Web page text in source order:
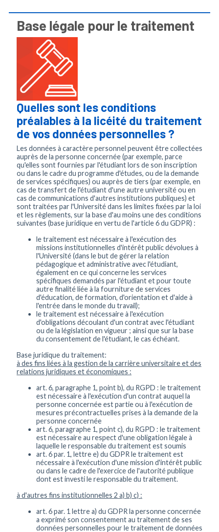
Base légale pour le traitement
Quelles sont les conditions
préalables à la licéité du traitement
de vos données personnelles ?
Les données à caractère personnel peuvent être collectées
auprès de la personne concernée (par exemple, parce
qu'elles sont fournies par l'étudiant lors de son inscription
ou dans le cadre du programme d'études, ou de la demande
de services spécifiques) ou auprès de tiers (par exemple, en
cas de transfert de l'étudiant d'une autre université ou en
cas de communications d'autres institutions publiques) et
sont traitées par l'Université dans les limites fixées par la loi
et les règlements, sur la base d'au moins une des conditions
suivantes (base juridique en vertu de l'article 6 du GDPR) :
le traitement est nécessaire à l'exécution des
missions institutionnelles d'intérêt public dévolues à
l'Université (dans le but de gérer la relation
pédagogique et administrative avec l'étudiant,
également en ce qui concerne les services
spécifiques demandés par l'étudiant et pour toute
autre finalité liée à la fourniture de services
d'éducation, de formation, d'orientation et d'aide à
l'entrée dans le monde du travail);
le traitement est nécessaire à l'exécution
d'obligations découlant d'un contrat avec l'étudiant
ou de la législation en vigueur ; ainsi que sur la base
du consentement de l'étudiant, le cas échéant.
Base juridique du traitement:
à des fins liées à la gestion de la carrière universitaire et des
relations juridiques et économiques :
art. 6, paragraphe 1, point b), du RGPD : le traitement
est nécessaire à l'exécution d'un contrat auquel la
personne concernée est partie ou à l'exécution de
mesures précontractuelles prises à la demande de la
personne concernée
art. 6, paragraphe 1, point c), du RGPD : le traitement
est nécessaire au respect d'une obligation légale à
laquelle le responsable du traitement est soumis
art. 6 par. 1, lettre e) du GDPR le traitement est
nécessaire à l'exécution d'une mission d'intérêt public
ou dans le cadre de l'exercice de l'autorité publique
dont est investi le responsable du traitement.
à d'autres fins institutionnelles 2 a) b) c) :
art. 6 par. 1 lettre a) du GDPR la personne concernée
a exprimé son consentement au traitement de ses
données personnelles pour le traitement de données